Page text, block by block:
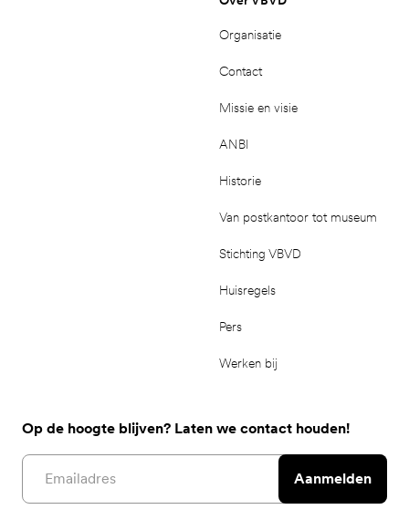
Organisatie
Contact
Missie en visie
ANBI
Historie
Van postkantoor tot museum
Stichting VBVD
Huisregels
Pers
Werken bij
Op de hoogte blijven? Laten we contact houden!
Email address
Aanmelden